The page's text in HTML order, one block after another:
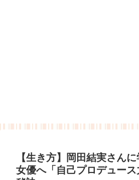
【生き方】岡田結実さん
女優へ「自己プロデュー